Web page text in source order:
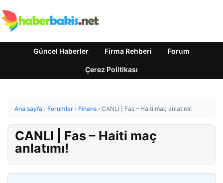
Güncel Haberler Firma Rehberi Forum
Çerez Politikası
Ana sayfa › Forumlar › Finans › CANLI | Fas – Haiti maç anlatımı!
CANLI | Fas – Haiti maç
anlatımı!